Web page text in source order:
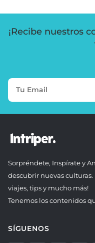
¡Recibe nuestros
Sorpréndete, Inspírate y
descubrir nuevas
viajes, tips y mucho más!
Tenemos los contenidos
SÍGUENOS